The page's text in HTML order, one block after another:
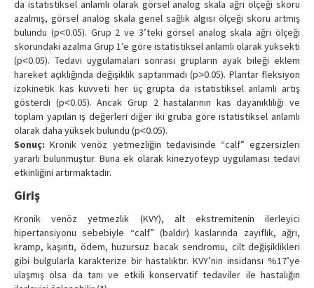
da istatistiksel anlamlı olarak görsel analog skala ağrı ölçeği skoru
azalmış, görsel analog skala genel sağlık algısı ölçeği skoru artmış
bulundu (p˂0.05). Grup 2 ve 3’teki görsel analog skala ağrı ölçeği
skorundaki azalma Grup 1’e göre istatistiksel anlamlı olarak yüksekti
(p˂0.05). Tedavi uygulamaları sonrası grupların ayak bileği eklem
hareket açıklığında değişiklik saptanmadı (p˃0.05). Plantar fleksiyon
izokinetik kas kuvveti her üç grupta da istatistiksel anlamlı artış
gösterdi (p˂0.05). Ancak Grup 2 hastalarının kas dayanıklılığı ve
toplam yapılan iş değerleri diğer iki gruba göre istatistiksel anlamlı
olarak daha yüksek bulundu (p˂0.05).
Sonuç: Kronik venöz yetmezliğin tedavisinde “calf” egzersizleri
yararlı bulunmuştur. Buna ek olarak kinezyoteyp uygulaması tedavi
etkinliğini artırmaktadır.
Giriş
Kronik venöz yetmezlik (KVY), alt ekstremitenin ilerleyici
hipertansiyonu sebebiyle “calf” (baldır) kaslarında zayıflık, ağrı,
kramp, kaşıntı, ödem, huzursuz bacak sendromu, cilt değişiklikleri
gibi bulgularla karakterize bir hastalıktır. KVY’nin insidansı %17’ye
ulaşmış olsa da tanı ve etkili konservatif tedaviler ile hastalığın